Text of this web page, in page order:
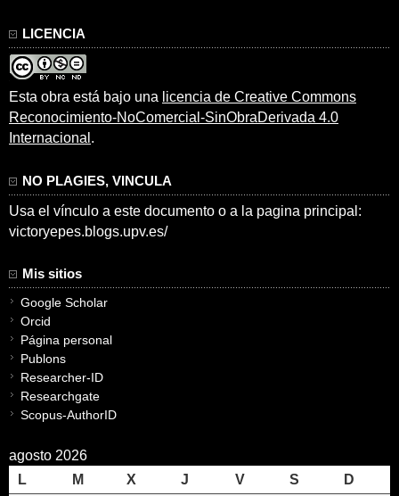
LICENCIA
Esta obra está bajo una licencia de Creative Commons
Reconocimiento-NoComercial-SinObraDerivada 4.0
Internacional .
NO PLAGIES, VINCULA
Usa el vínculo a este documento o a la pagina principal:
victoryepes.blogs.upv.es/
Mis sitios
Google Scholar
Orcid
Página personal
Publons
Researcher-ID
Researchgate
Scopus-AuthorID
agosto 2026
L
M X J V S
D